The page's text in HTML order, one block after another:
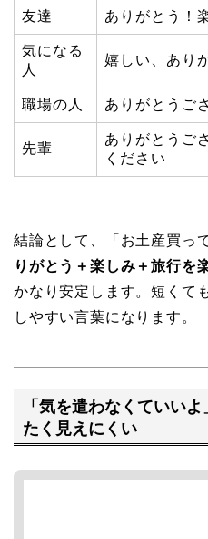
友達 ありがとう！
気になる
人
嬉しい、あり
職場の人 ありがとうご
先輩
ありがとうご
ください
結論として、「お土産買っ
りがとう＋楽しみ＋旅行を
かなり安定します。短くて
しやすい言葉になります。
「気を遣わなくていい
たく見えにくい